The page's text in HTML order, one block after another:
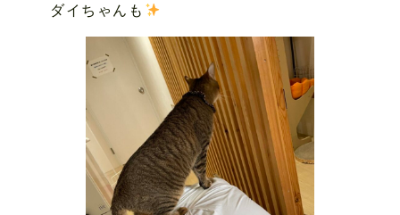
ダイちゃんも